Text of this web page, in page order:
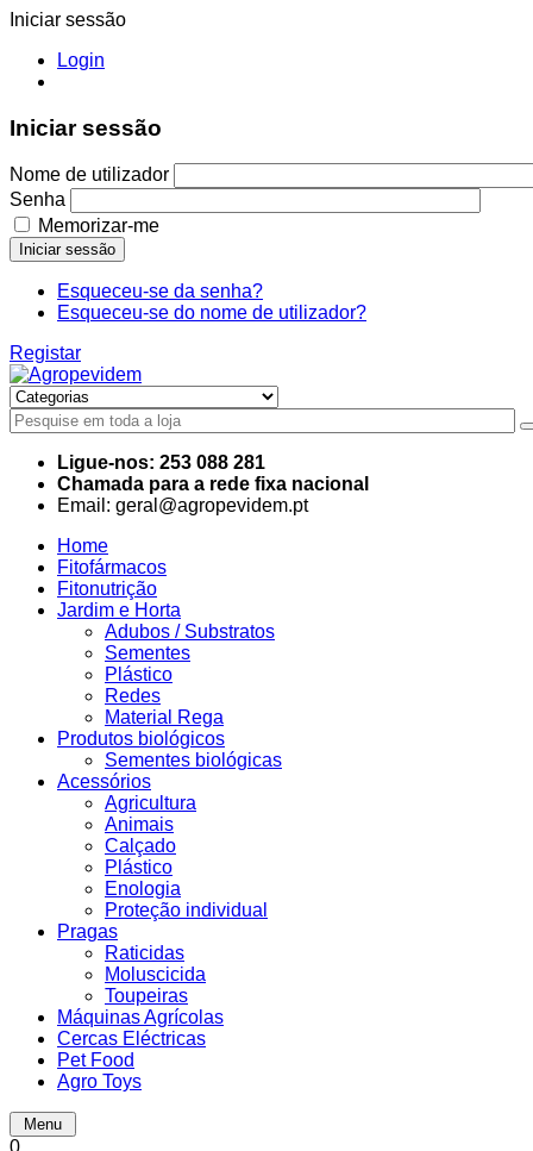
Iniciar sessão
Login
Iniciar sessão
Nome de utilizador
Senha
Memorizar-me
Iniciar sessão
Esqueceu-se da senha?
Esqueceu-se do nome de utilizador?
Registar
Ligue-nos: 253 088 281
Chamada para a rede fixa nacional
Email: geral@agropevidem.pt
Home
Fitofármacos
Fitonutrição
Jardim e Horta
Adubos / Substratos
Sementes
Plástico
Redes
Material Rega
Produtos biológicos
Sementes biológicas
Acessórios
Agricultura
Animais
Calçado
Plástico
Enologia
Proteção individual
Pragas
Raticidas
Moluscicida
Toupeiras
Máquinas Agrícolas
Cercas Eléctricas
Pet Food
Agro Toys
Menu